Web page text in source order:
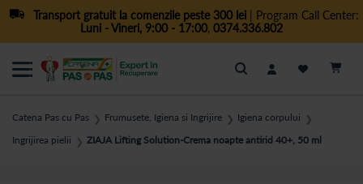
Transport gratuit la comenzile peste 300 lei| Program Call Center:
Luni - Vineri, 9:00 - 17:00, 0374.336.802
Cautare
Catena Pas cu Pas ❯ Frumusete, Igiena si Ingrijire ❯ Igiena corpului ❯
Ingrijirea pielii ❯ ZIAJA Lifting Solution-Crema noapte antirid 40+, 50 ml